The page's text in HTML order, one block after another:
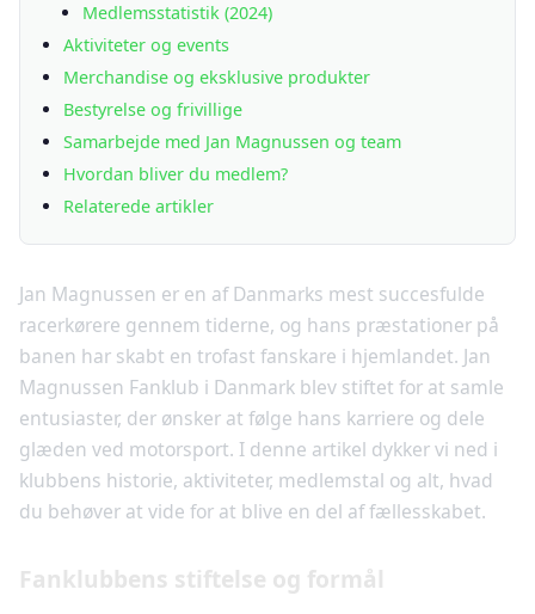
Medlemsstatistik (2024)
Aktiviteter og events
Merchandise og eksklusive produkter
Bestyrelse og frivillige
Samarbejde med Jan Magnussen og team
Hvordan bliver du medlem?
Relaterede artikler
Jan Magnussen er en af Danmarks mest succesfulde
racerkørere gennem tiderne, og hans præstationer på
banen har skabt en trofast fanskare i hjemlandet. Jan
Magnussen Fanklub i Danmark blev stiftet for at samle
entusiaster, der ønsker at følge hans karriere og dele
glæden ved motorsport. I denne artikel dykker vi ned i
klubbens historie, aktiviteter, medlemstal og alt, hvad
du behøver at vide for at blive en del af fællesskabet.
Fanklubbens stiftelse og formål